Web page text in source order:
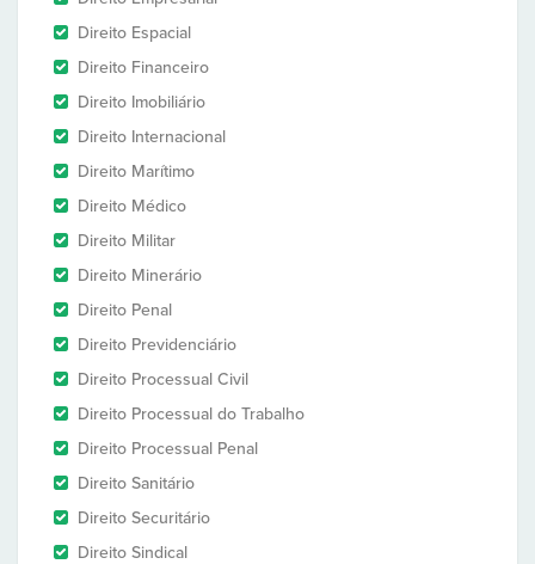
Direito Espacial
Direito Financeiro
Direito Imobiliário
Direito Internacional
Direito Marítimo
Direito Médico
Direito Militar
Direito Minerário
Direito Penal
Direito Previdenciário
Direito Processual Civil
Direito Processual do Trabalho
Direito Processual Penal
Direito Sanitário
Direito Securitário
Direito Sindical